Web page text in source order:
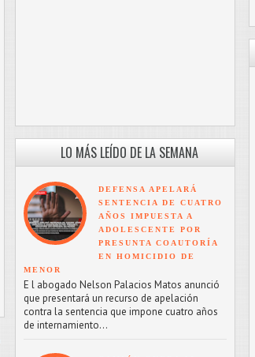
LO MÁS LEÍDO DE LA SEMANA
DEFENSA APELARÁ
SENTENCIA DE CUATRO
AÑOS IMPUESTA A
ADOLESCENTE POR
PRESUNTA COAUTORÍA
EN HOMICIDIO DE
MENOR
E l abogado Nelson Palacios Matos anunció
que presentará un recurso de apelación
contra la sentencia que impone cuatro años
de internamiento...